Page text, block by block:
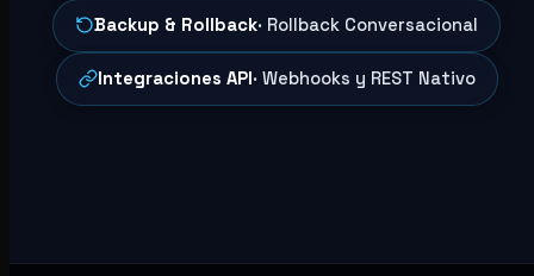
Backup & Rollback· Rollback Conversacional
Integraciones API· Webhooks y REST Nativo